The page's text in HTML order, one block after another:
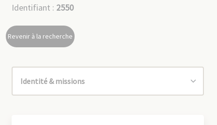
Identifiant : 2550
Revenir à la recherche